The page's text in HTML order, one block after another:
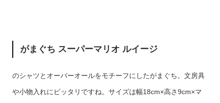
がまぐち スーパーマリオ ルイージ
のシャツとオーバーオールをモチーフにしたがまぐち。文房具
や小物入れにピッタリですね。サイズは幅18cm×高さ9cm×マ